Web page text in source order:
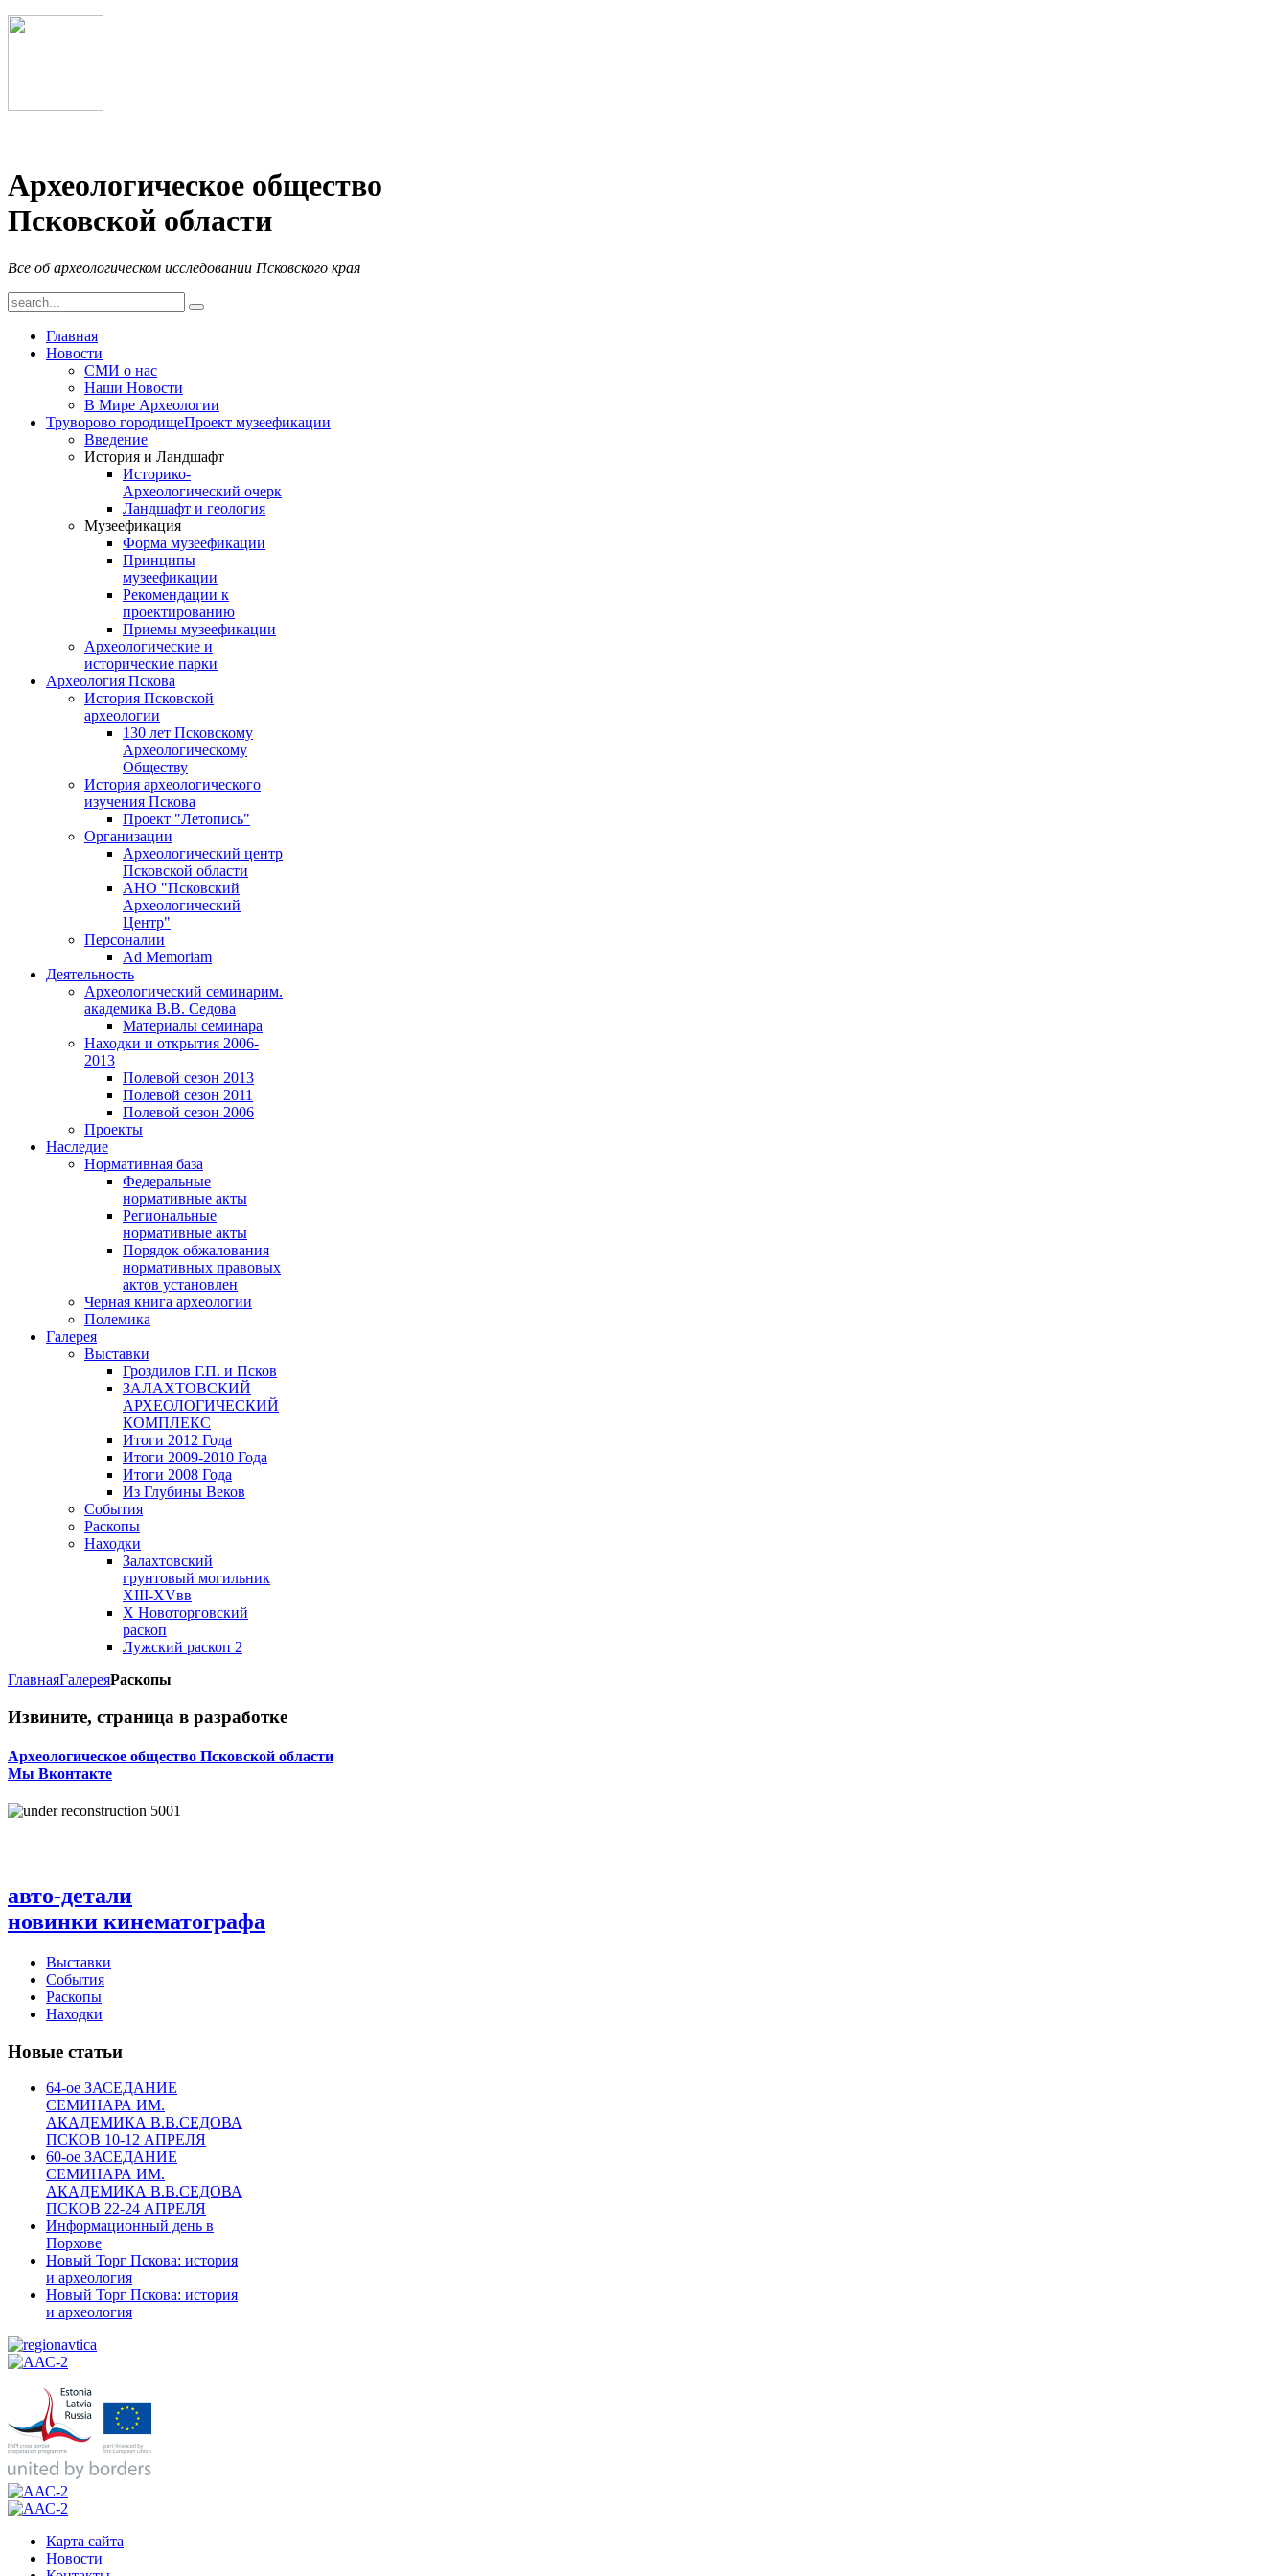
Археологическое общество
Псковской области
Все об археологическом исследовании Псковского края
Главная
Новости
СМИ о нас
Наши Новости
В Мире Археологии
Труворово городищеПроект музеефикации
Введение
История и Ландшафт
Историко-
Археологический очерк
Ландшафт и геология
Музеефикация
Форма музеефикации
Принципы
музеефикации
Рекомендации к
проектированию
Приемы музеефикации
Археологические и
исторические парки
Археология Пскова
История Псковской
археологии
130 лет Псковскому
Археологическому
Обществу
История археологического
изучения Пскова
Проект "Летопись"
Организации
Археологический центр
Псковской области
АНО "Псковский
Археологический
Центр"
Персоналии
Ad Memoriam
Деятельность
Археологический семинарим.
академика В.В. Седова
Материалы семинара
Находки и открытия 2006-
2013
Полевой сезон 2013
Полевой сезон 2011
Полевой сезон 2006
Проекты
Наследие
Нормативная база
Федеральные
нормативные акты
Региональные
нормативные акты
Порядок обжалования
нормативных правовых
актов установлен
Черная книга археологии
Полемика
Галерея
Выставки
Гроздилов Г.П. и Псков
ЗАЛАХТОВСКИЙ
АРХЕОЛОГИЧЕСКИЙ
КОМПЛЕКС
Итоги 2012 Года
Итоги 2009-2010 Года
Итоги 2008 Года
Из Глубины Веков
События
Раскопы
Находки
Залахтовский
грунтовый могильник
XIII-XVвв
X Новоторговский
раскоп
Лужский раскоп 2
ГлавнаяГалереяРаскопы
Извините, страница в разработке
Археологическое общество Псковской области
Мы Вконтакте
авто-детали
новинки кинематографа
Выставки
События
Раскопы
Находки
Новые статьи
64-ое ЗАСЕДАНИЕ
СЕМИНАРА ИМ.
АКАДЕМИКА В.В.СЕДОВА
ПСКОВ 10-12 АПРЕЛЯ
60-ое ЗАСЕДАНИЕ
СЕМИНАРА ИМ.
АКАДЕМИКА В.В.СЕДОВА
ПСКОВ 22-24 АПРЕЛЯ
Информационный день в
Порхове
Новый Торг Пскова: история
и археология
Новый Торг Пскова: история
и археология
Карта сайта
Новости